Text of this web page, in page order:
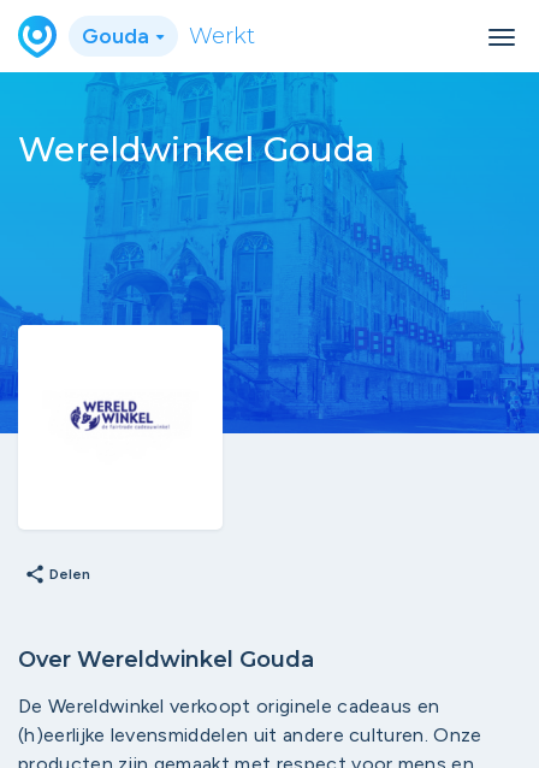
Gouda Werkt
Wereldwinkel Gouda
share Delen
Over Wereldwinkel Gouda
De Wereldwinkel verkoopt originele cadeaus en
(h)eerlijke levensmiddelen uit andere culturen. Onze